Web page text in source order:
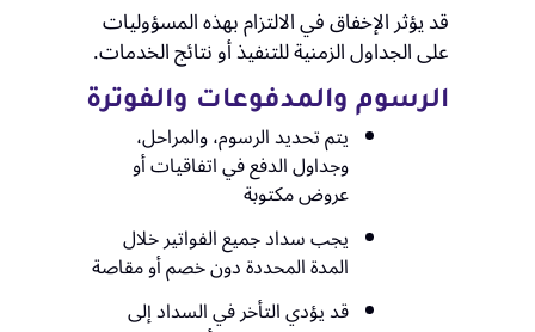
قد يؤثر الإخفاق في الالتزام بهذه المسؤوليات
على الجداول الزمنية للتنفيذ أو نتائج الخدمات.
الرسوم والمدفوعات والفوترة
يتم تحديد الرسوم، والمراحل،
وجداول الدفع في اتفاقيات أو
عروض مكتوبة
يجب سداد جميع الفواتير خلال
المدة المحددة دون خصم أو مقاصة
قد يؤدي التأخر في السداد إلى